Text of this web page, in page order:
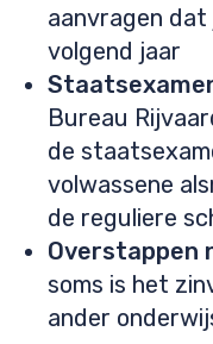
aanvragen dat
volgend jaar
Bureau
de
volwassene
de reguliere
Overstappen
soms is het
ander